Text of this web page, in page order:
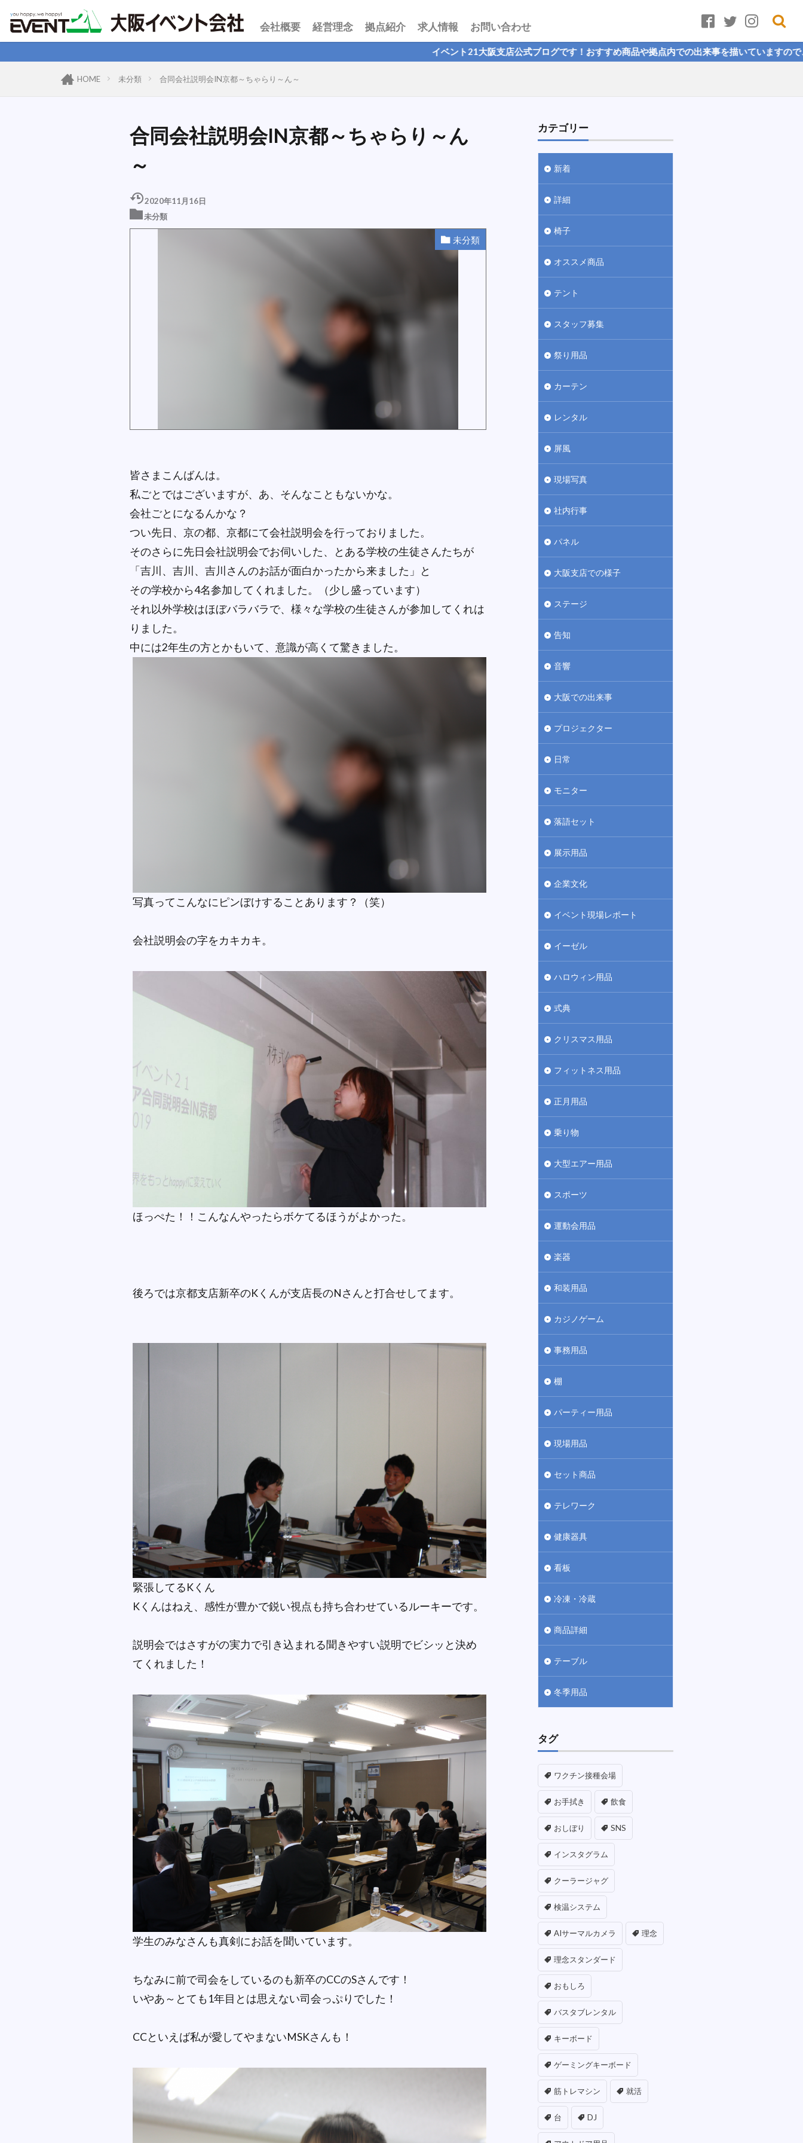
会社概要 経営理念 拠点紹介 求人情報 お問い合わせ
イベント21大阪支店公式ブログです！おすすめ商品や拠点内での出来事を描いていますので、ぜひご覧ください！
HOME 未分類 合同会社説明会IN京都～ちゃらり～ん～
合同会社説明会IN京都～ちゃらり～ん
～
2020年11月16日
未分類
未分類
皆さまこんばんは。
私ごとではございますが、あ、そんなこともないかな。
会社ごとになるんかな？
つい先日、京の都、京都にて会社説明会を行っておりました。
そのさらに先日会社説明会でお伺いした、とある学校の生徒さんたちが
「吉川、吉川、吉川さんのお話が面白かったから来ました」と
その学校から4名参加してくれました。（少し盛っています）
それ以外学校はほぼバラバラで、様々な学校の生徒さんが参加してくれは
りました。
中には2年生の方とかもいて、意識が高くて驚きました。
写真ってこんなにピンぼけすることあります？（笑）
会社説明会の字をカキカキ。
ほっぺた！！こんなんやったらボケてるほうがよかった。
後ろでは京都支店新卒のKくんが支店長のNさんと打合せしてます。
緊張してるKくん
Kくんはねえ、感性が豊かで鋭い視点も持ち合わせているルーキーです。
説明会ではさすがの実力で引き込まれる聞きやすい説明でビシッと決め
てくれました！
学生のみなさんも真剣にお話を聞いています。
ちなみに前で司会をしているのも新卒のCCのSさんです！
いやあ～とても1年目とは思えない司会っぷりでした！
CCといえば私が愛してやまないMSKさんも！
カテゴリー
新着
詳細
椅子
オススメ商品
テント
スタッフ募集
祭り用品
カーテン
レンタル
屏風
現場写真
社内行事
パネル
大阪支店での様子
ステージ
告知
音響
大阪での出来事
プロジェクター
日常
モニター
落語セット
展示用品
企業文化
イベント現場レポート
イーゼル
ハロウィン用品
式典
クリスマス用品
フィットネス用品
正月用品
乗り物
大型エアー用品
スポーツ
運動会用品
楽器
和装用品
カジノゲーム
事務用品
棚
パーティー用品
現場用品
セット商品
テレワーク
健康器具
看板
冷凍・冷蔵
商品詳細
テーブル
冬季用品
タグ
ワクチン接種会場
お手拭き 飲食
おしぼり SNS
インスタグラム
クーラージャグ
検温システム
AIサーマルカメラ 理念
理念スタンダード
おもしろ
バスタブレンタル
キーボード
ゲーミングキーボード
筋トレマシン 就活
台 DJ